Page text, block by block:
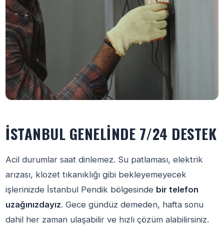
İSTANBUL GENELINDE 7/24 DESTEK
Acil durumlar saat dinlemez. Su patlaması, elektrik
arızası, klozet tıkanıklığı gibi bekleyemeyecek
işlerinizde İstanbul Pendik bölgesinde bir telefon
uzağınızdayız. Gece gündüz demeden, hafta sonu
dahil her zaman ulaşabilir ve hızlı çözüm alabilirsiniz.